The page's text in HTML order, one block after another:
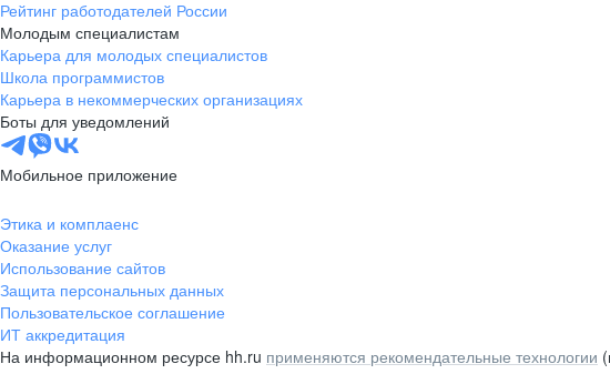
Рейтинг работодателей России
Молодым специалистам
Карьера для молодых специалистов
Школа программистов
Карьера в некоммерческих организациях
Боты для уведомлений
Мобильное приложение
Этика и комплаенс
Оказание услуг
Использование сайтов
Защита персональных данных
Пользовательское соглашение
ИТ аккредитация
На информационном ресурсе hh.ru применяются рекомендательные технологии